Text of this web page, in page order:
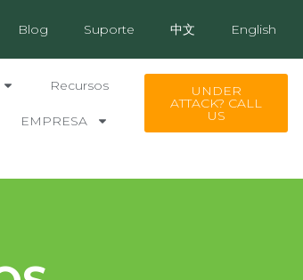
Blog Suporte 中文 English
Recursos
EMPRESA
UNDER
ATTACK? CALL
US